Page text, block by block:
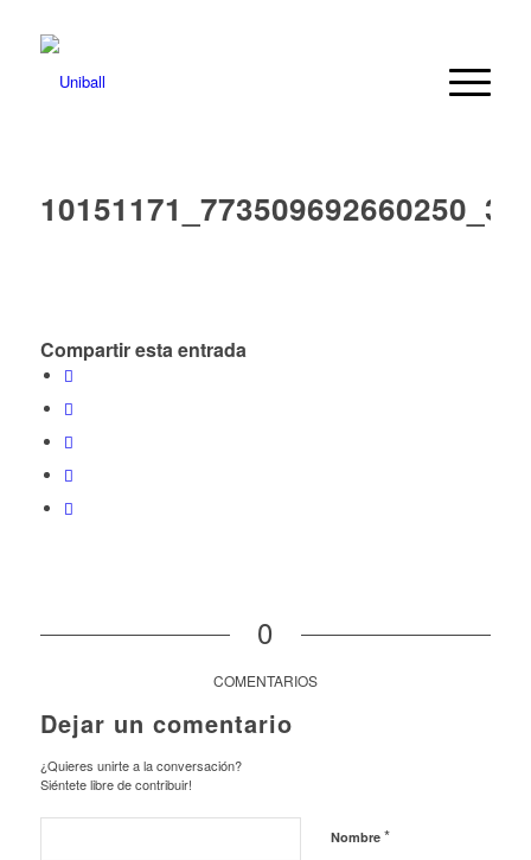
Compartir esta entrada
0
COMENTARIOS
Dejar un comentario
¿Quieres unirte a la conversación?
Siéntete libre de contribuir!
Nombre *